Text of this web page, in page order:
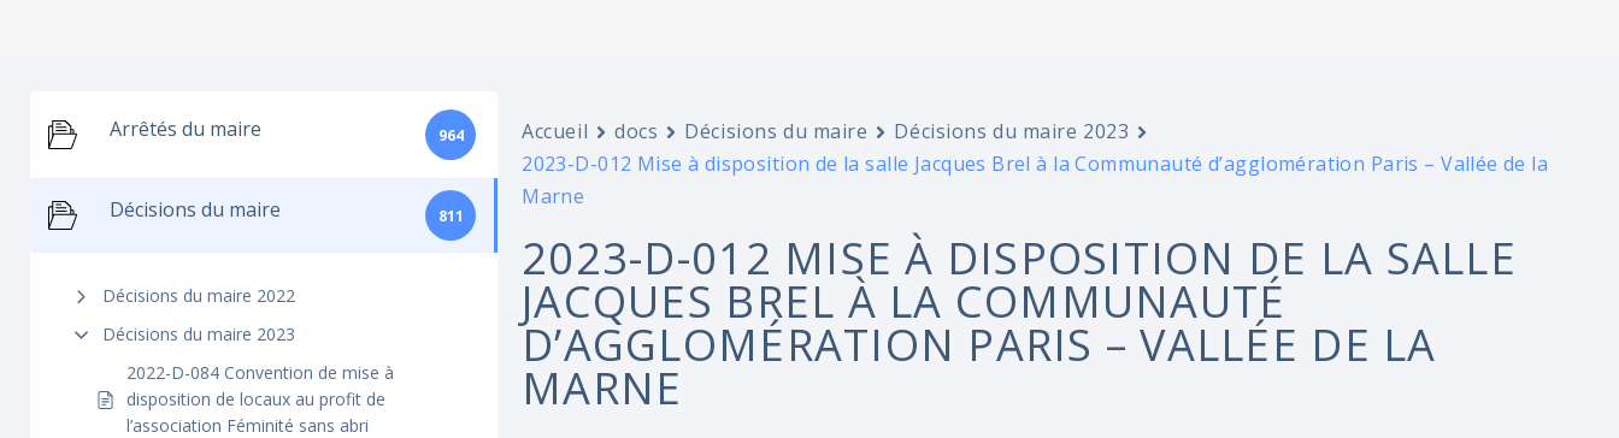
Arrêtés du maire 964
Décisions du maire 811
Décisions du maire 2022
Décisions du maire 2023
2022-D-084 Convention de mise à
disposition de locaux au profit de
l’association Féminité sans abri
Accueil docs Décisions du maire
Décisions du maire 2023
2023-D-012 Mise à disposition de la salle Jacques Brel à la Communauté d’agglomération Paris – Vallée de la
Marne
2023-D-012 MISE À DISPOSITION DE LA SALLE
JACQUES BREL À LA COMMUNAUTÉ
D’AGGLOMÉRATION PARIS – VALLÉE DE LA
MARNE